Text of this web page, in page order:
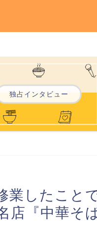
独占インタビュー
業したこと
店『中華そ